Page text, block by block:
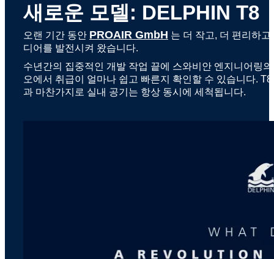
새로운 모델: DELPHIN T8
오랜 기간 동안 PROAIR GmbH 는 더 작고, 더 편리하
디어를 발전시켜 왔습니다.
수년간의 집중적인 개발 작업 끝에 스와비안 엔지니어링
오에서 취급이 얼마나 쉽고 빠른지 확인할 수 있습니다.
과 마찬가지로 실내 공기는 항상 동시에 세척됩니다.